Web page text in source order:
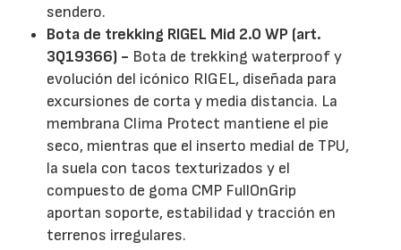
sendero.
Bota de trekking RIGEL Mid 2.0 WP (art.
3Q19366) - Bota de trekking waterproof y
evolución del icónico RIGEL, diseñada para
excursiones de corta y media distancia. La
membrana Clima Protect mantiene el pie
seco, mientras que el inserto medial de TPU,
la suela con tacos texturizados y el
compuesto de goma CMP FullOnGrip
aportan soporte, estabilidad y tracción en
terrenos irregulares.